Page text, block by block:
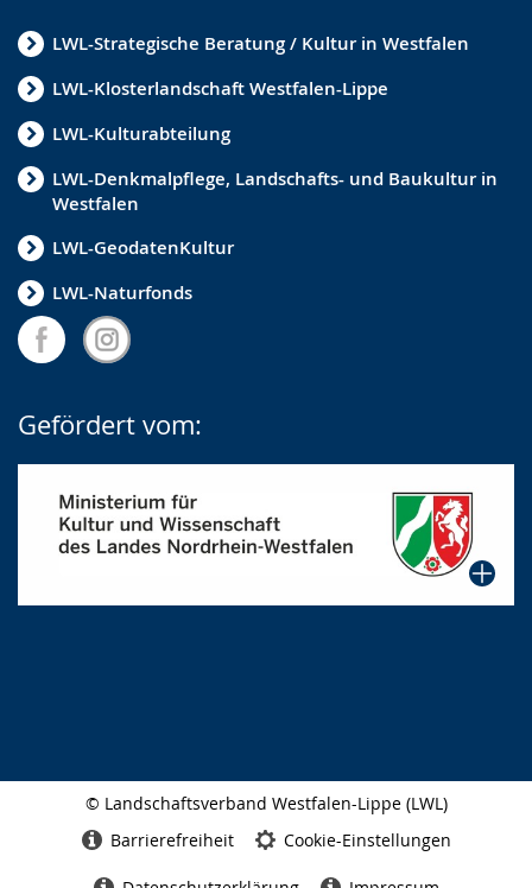
LWL-Strategische Beratung / Kultur in Westfalen
LWL-Klosterlandschaft Westfalen-Lippe
LWL-Kulturabteilung
LWL-Denkmalpflege, Landschafts- und Baukultur in
Westfalen
LWL-GeodatenKultur
LWL-Naturfonds
Gefördert vom:
© Landschaftsverband Westfalen-Lippe (LWL)
Barrierefreiheit Cookie-Einstellungen